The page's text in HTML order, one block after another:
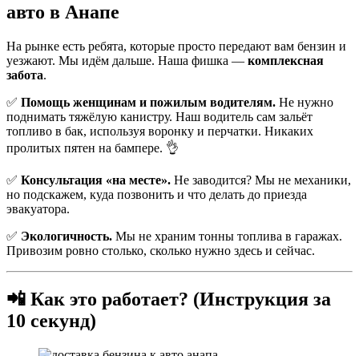
авто в Анапе
На рынке есть ребята, которые просто передают вам бензин и
уезжают. Мы идём дальше. Наша фишка — комплексная
забота.
✅ Помощь женщинам и пожилым водителям. Не нужно
поднимать тяжёлую канистру. Наш водитель сам зальёт
топливо в бак, используя воронку и перчатки. Никаких
пролитых пятен на бампере. 👌
✅ Консультация «на месте». Не заводится? Мы не механики,
но подскажем, куда позвонить и что делать до приезда
эвакуатора.
✅ Экологичность. Мы не храним тонны топлива в гаражах.
Привозим ровно столько, сколько нужно здесь и сейчас.
📲 Как это работает? (Инструкция за
10 секунд)